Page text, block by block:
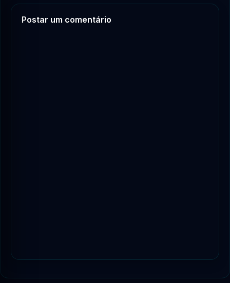
Postar um comentário